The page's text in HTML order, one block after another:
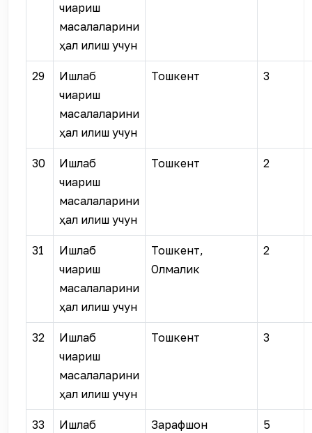
чиқариш
масалаларини
ҳал қилиш учун
29
Ишлаб
чиқариш
масалаларини
ҳал қилиш учун
Тошкент 3
30
Ишлаб
чиқариш
масалаларини
ҳал қилиш учун
Тошкент 2
31
Ишлаб
чиқариш
масалаларини
ҳал қилиш учун
Тошкент,
Олмалик
2
32
Ишлаб
чиқариш
масалаларини
ҳал қилиш учун
Тошкент 3
33
Ишлаб
Зарафшон 5